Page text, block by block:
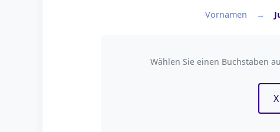
Vornamen
NachWählen Sie einen Buchstaben
X